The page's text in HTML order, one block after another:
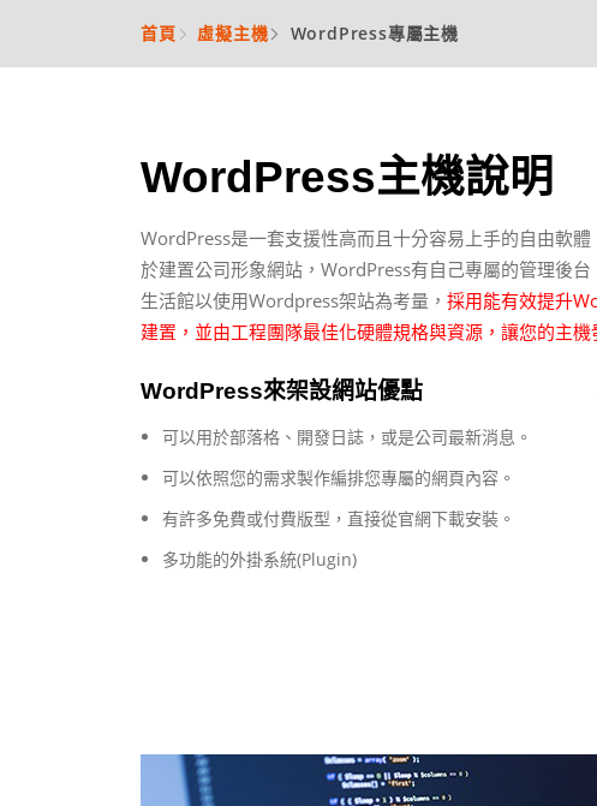
首頁 虛擬主機 WordPress專屬主機
WordPress主機說明
WordPress是一套支援性高而且十分容易上手的自由軟
於建置公司形象網站，WordPress有自己專屬的管理後
生活館以使用Wordpress架站為考量， 採用能有效提升
建置，並由工程團隊最佳化硬體規格與資源，讓您的主機
WordPress來架設網站優點
可以用於部落格、開發日誌，或是公司最新消息。
可以依照您的需求製作編排您專屬的網頁內容。
有許多免費或付費版型，直接從官網下載安裝。
多功能的外掛系統(Plugin)